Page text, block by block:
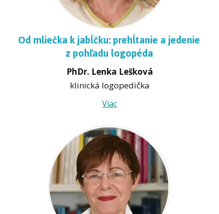
Od mliečka k jabĺčku: prehĺtanie a jedenie
z pohľadu logopéda
PhDr. Lenka Lešková
klinická logopedička
Viac